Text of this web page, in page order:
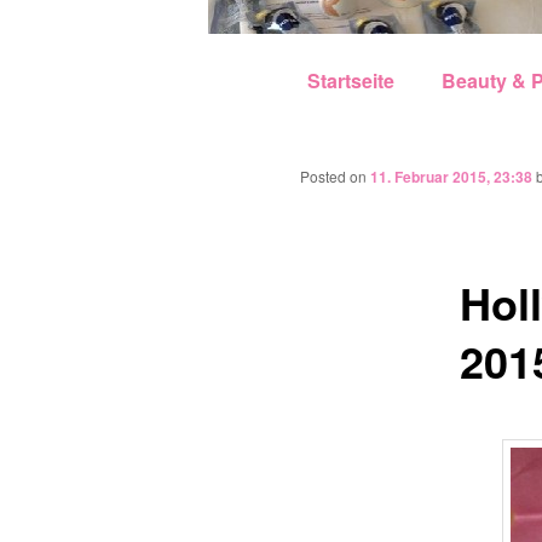
Zum Inhalt wechseln
Zum sekundären Inhalt
Startseite Beauty &
Posted on 11. Februar 2015, 23:38